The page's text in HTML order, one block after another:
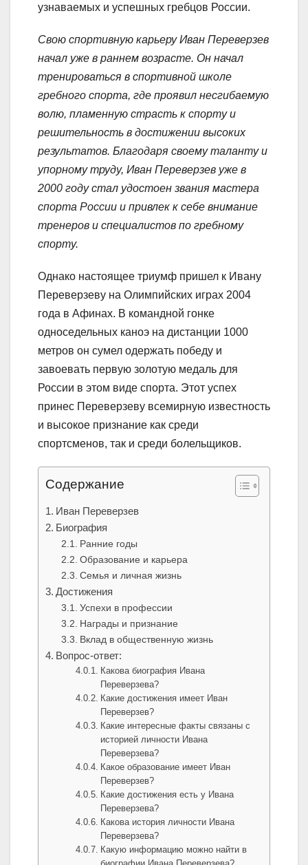
узнаваемых и успешных гребцов России.
Свою спортивную карьеру Иван Переверзев
начал уже в раннем возрасте. Он начал
тренироваться в спортивной школе
гребного спорта, где проявил несгибаемую
волю, пламенную страсть к спорту и
решительность в достижении высоких
результатов. Благодаря своему таланту и
упорному труду, Иван Переверзев уже в
2000 году стал удостоен звания мастера
спорта России и привлек к себе внимание
тренеров и специалистов по гребному
спорту.
Однако настоящее триумф пришел к Ивану
Переверзеву на Олимпийских играх 2004
года в Афинах. В командной гонке
односедельных каноэ на дистанции 1000
метров он сумел одержать победу и
завоевать первую золотую медаль для
России в этом виде спорта. Этот успех
принес Переверзеву всемирную известность
и высокое признание как среди
спортсменов, так и среди болельщиков.
Содержание
Иван Переверзев
Биография
Ранние годы
Образование и карьера
Семья и личная жизнь
Достижения
Успехи в профессии
Награды и признание
Вклад в общественную жизнь
Вопрос-ответ:
Какова биография Ивана
Переверзева?
Какие достижения имеет Иван
Переверзев?
Какие интересные факты связаны с
историей личности Ивана
Переверзева?
Какое образование имеет Иван
Переверзев?
Какие достижения есть у Ивана
Переверзева?
Какова история личности Ивана
Переверзева?
Какую информацию можно найти в